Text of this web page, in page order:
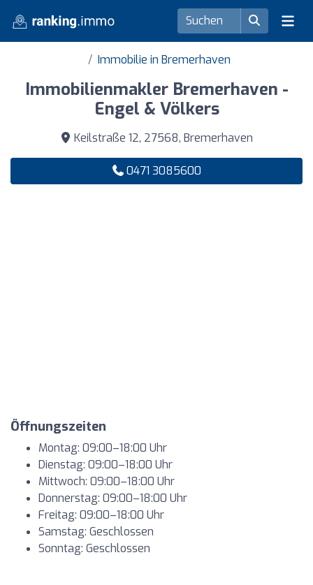
Immobilie in Bremerhaven
Immobilienmakler Bremerhaven -
Engel & Völkers
Keilstraße 12, 27568, Bremerhaven
0471 3085600
Öffnungszeiten
Montag: 09:00–18:00 Uhr
Dienstag: 09:00–18:00 Uhr
Mittwoch: 09:00–18:00 Uhr
Donnerstag: 09:00–18:00 Uhr
Freitag: 09:00–18:00 Uhr
Samstag: Geschlossen
Sonntag: Geschlossen